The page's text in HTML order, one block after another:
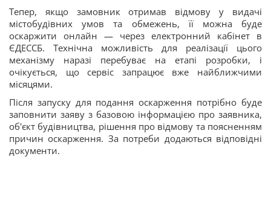
Тепер, якщо замовник отримав відмову у видачі
містобудівних умов та обмежень, її можна буде
оскаржити онлайн — через електронний кабінет в
ЄДЕССБ. Технічна можливість для реалізації цього
механізму наразі перебуває на етапі розробки, і
очікується, що сервіс запрацює вже найближчими
місяцями.
Після запуску для подання оскарження потрібно буде
заповнити заяву з базовою інформацією про заявника,
об'єкт будівництва, рішення про відмову та поясненням
причин оскарження. За потреби додаються відповідні
документи.